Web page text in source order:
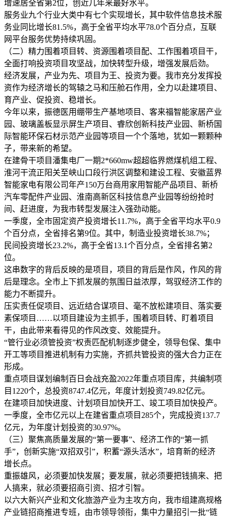
增速居全省第2位，创近几年来最好水平。
服务业九个行业大类中有七个实现增长，其中软件信息技术服
务业同比增长81.5%，高于全省平均水平78.0个百分点，互联
网平台服务优势持续巩固。
（二）精力围着项目转、资源围着项目配、工作围着项目干，
全面打响投资项目攻坚战，加快转型升级，增强发展后劲。
经济发展，产业为先、项目为王、投资为要。我市充分发挥投
资作为经济增长的驾辕之马和压舱石作用，全力以赴建项目、
育产业、促投资、稳增长。
今年以来，振德医用绷带生产基地项目、客来福智能家居产业
园、玻璃盖板显示屏生产项目、睿欣创新科技产业园、新桥国
际智能环保石材示范产业园等项目一个个落地，犹如一颗颗种
子，带来新的希望。
在建骨干项目潘集电厂一期2*660mw超超临界燃煤机组工程、
淮河干流正阳关至峡山口段行洪区调整和建设工程、安徽蓝界
智能家电有限公司年产150万台商用家用智能产品项目、新桥
汽车零配件产业园、淮南高新区科技信息产业园等纷纷抢时
间、赶进度，为我市转型发展注入强劲动能。
一季度，全市固定资产投资增长11.7%，高于全省平均水平0.9
个百分点，全省排名第9位。其中，制造业投资增长38.7%；
民间投资增长23.2%，高于全省13.1个百分点，全省排名第2
位。
这串数字的背后反映的是项目，项目的背后是作风，作风的背
后是理念。全市上下抓发展的氛围日益浓厚，驾驭经济工作的
能力不断提升。
压实责任促项目、远近结合谋项目、毫不放松建项目、落实要
素保项目……以项目建设为主抓手，围着项目转、盯着项目
干，由此带来看得见的作风改变、效能提升。
“管行业必须管投资”权责匹配机制逐步健全，领导包保、集中
开工等项目推进机制有力实施，齐抓共管投资的强大合力正在
形成。
重点项目谋划编制百日会战充盈2022年重点项目库，共编制项
目1220个，总投资8747.4亿元，年度计划投资749.82亿元。
在建项目加快进度、计划项目加快开工、竣工项目加快投产。
一季度，全市亿元以上在建省重点项目285个，完成投资137.7
亿元，为年度计划投资的30.97%。
（三）聚焦高质量发展的“第一要事”、经济工作的“第一抓
手”，创新实施“双招双引”，积蓄“源头活水”，培育新的经济
增长点。
重振雄风，必须要加快发展；要发展，就必须要把钱搞来、把
人搞来，就必须要招商引资、招才引智。
以六大新兴产业和文化旅游产业为主攻方向，我市组建高规格
产业链招商推进专班，由市领导领衔，集中力量招引一批“链